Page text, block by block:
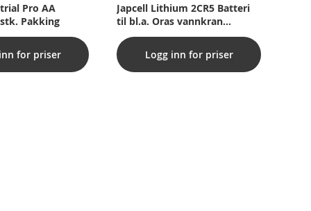
Pro AA
Pakking
for priser
Japcell Lithium 2CR5 Batteri
til bl.a. Oras vannkran
armatur (100 Stk.)
Logg inn for priser